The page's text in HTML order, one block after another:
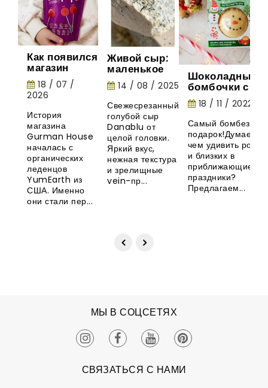
Как появился
магазин
Gurman
House:
история
органических
леденцов
YumEarth
18 / 07 /
2026
История
магазина
Gurman House
началась с
органических
леденцов
YumEarth из
США. Именно
они стали пер...
Живой сыр:
маленькое
шоу природы
14 / 08 / 2025
Свежесрезанный
голубой сыр
Danablu от
целой головки.
Яркий вкус,
нежная текстура
и зрелищные
vein-пр...
Шоколадные
бомбочки с
маршмеллоу -
необычная
новинка из
18 / 11 / 2022
Самый бомбезный
подарок!Думаете,
чем удивить
и близких в
приближающиеся
праздники?
Предлагаем...
МЫ В СОЦСЕТЯХ
СВЯЗАТЬСЯ С НАМИ